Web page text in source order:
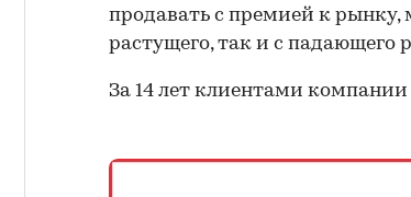
продавать с премией к
растущего, так и с падающего
За 14 лет клиентами компании